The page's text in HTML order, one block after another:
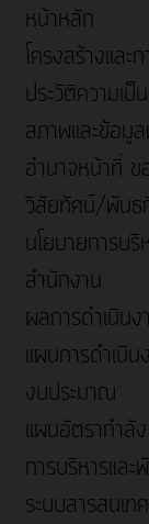
หน้าหลัก
โครงสร้างและ
ประวัติความเป็
สภาพและข้อมู
อำนาจหน้าที่
วิสัยทัศน์/พันธ
นโยบายการบริ
สำนักงาน
ผลการดำเนินง
แผนการดำเนิน
งบประมาณ
แผนอัตรากำลัง
การบริหารแล
ระบบสารสนเ